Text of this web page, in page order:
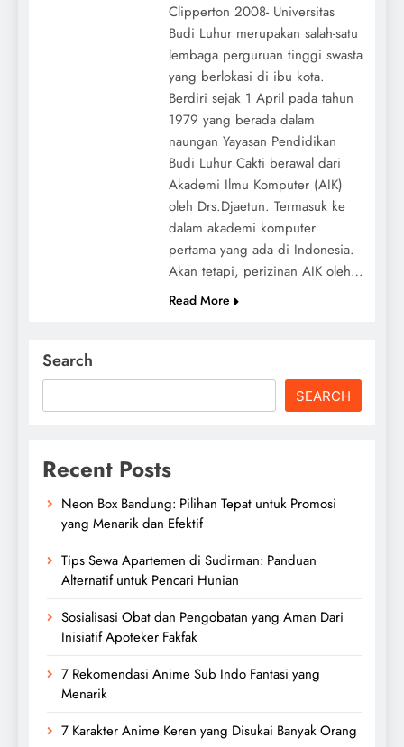
Clipperton 2008- Universitas
Budi Luhur merupakan salah-satu
lembaga perguruan tinggi swasta
yang berlokasi di ibu kota.
Berdiri sejak 1 April pada tahun
1979 yang berada dalam
naungan Yayasan Pendidikan
Budi Luhur Cakti berawal dari
Akademi Ilmu Komputer (AIK)
oleh Drs.Djaetun. Termasuk ke
dalam akademi komputer
pertama yang ada di Indonesia.
Akan tetapi, perizinan AIK oleh…
Read More
Search
SEARCH
Recent Posts
Neon Box Bandung: Pilihan Tepat untuk Promosi
yang Menarik dan Efektif
Tips Sewa Apartemen di Sudirman: Panduan
Alternatif untuk Pencari Hunian
Sosialisasi Obat dan Pengobatan yang Aman Dari
Inisiatif Apoteker Fakfak
7 Rekomendasi Anime Sub Indo Fantasi yang
Menarik
7 Karakter Anime Keren yang Disukai Banyak Orang